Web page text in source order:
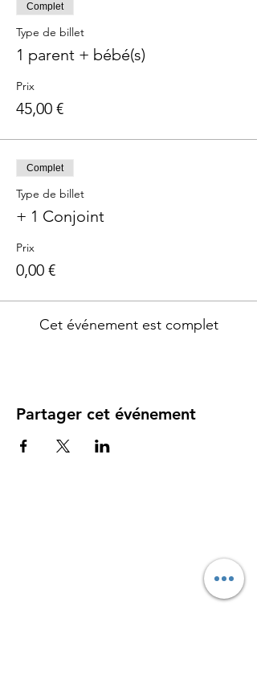
Complet
Type de billet
1 parent + bébé(s)
Prix
45,00 €
Complet
Type de billet
+ 1 Conjoint
Prix
0,00 €
Cet événement est complet
Partager cet événement